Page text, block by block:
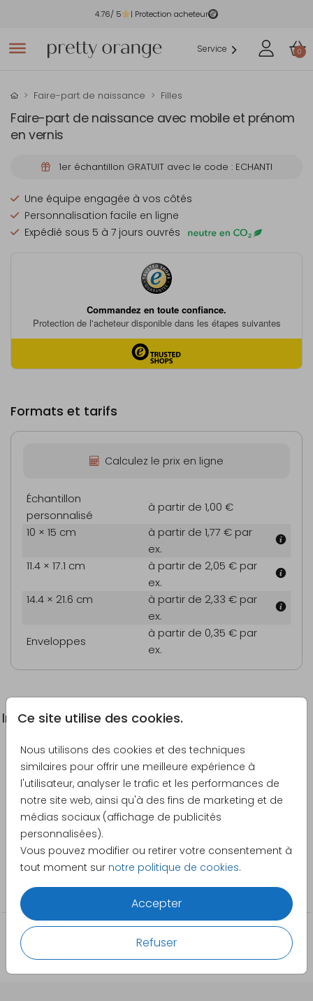
4.76/ 5 | Protection acheteur
Service 0
Ce site utilise des cookies.
Nous utilisons des cookies et des techniques
similaires pour offrir une meilleure expérience à
l'utilisateur, analyser le trafic et les performances de
notre site web, ainsi qu'à des fins de marketing et de
médias sociaux (affichage de publicités
personnalisées).
Vous pouvez modifier ou retirer votre consentement à
tout moment sur notre politique de cookies.
Accepter
Refuser
Faire-part de naissance Filles
Faire-part de naissance avec mobile et prénom
en vernis
1er échantillon GRATUIT avec le code : ECHANTI
Une équipe engagée à vos côtés
Personnalisation facile en ligne
Expédié sous 5 à 7 jours ouvrés
Formats et tarifs
Calculez le prix en ligne
Échantillon
personnalisé
à partir de 1,00 €
10 × 15 cm
à partir de 1,77 € par
ex.
11.4 × 17.1 cm
à partir de 2,05 € par
ex.
14.4 × 21.6 cm
à partir de 2,33 € par
ex.
Enveloppes
à partir de 0,35 € par
ex.
Informations du produit
Description
Faire-part de naissance avec mobile et prénom en
vernis
Créateur
Bladergoud
Catégorie
Filles